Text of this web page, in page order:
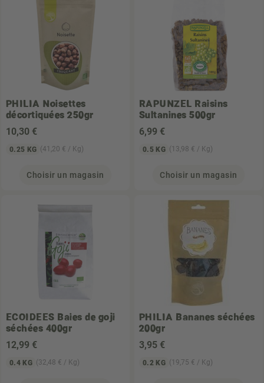
PHILIA Noisettes
décortiquées 250gr
10,30 €
0.25 KG (41,20 € / Kg)
Choisir un magasin
RAPUNZEL Raisins
Sultanines 500gr
6,99 €
0.5 KG (13,98 € / Kg)
Choisir un magasin
ECOIDEES Baies de goji
séchées 400gr
12,99 €
0.4 KG (32,48 € / Kg)
PHILIA Bananes séchées
200gr
3,95 €
0.2 KG (19,75 € / Kg)